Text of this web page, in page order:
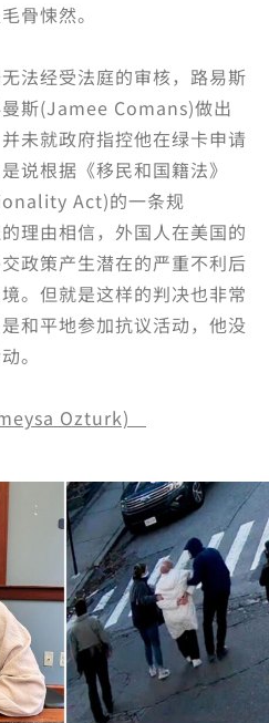
骨悚然。
法经受法庭的审核，路易斯
斯(Jamee Comans)做出
未就政府指控他在绿卡申请
说根据《移民和国籍法》
Act)的一条规
理由相信，外国人在美国的
政策产生潜在的严重不利后
。但就是这样的判决也非常
和平地参加抗议活动，他没
。
Ozturk)